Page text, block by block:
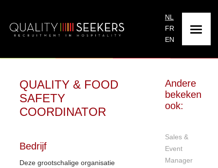
NL
FR
EN
QUALITY & FOOD
SAFETY
COORDINATOR
Bedrijf
Deze grootschalige organisatie
Andere
bekeken
ook:
Sales &
Event
Manager